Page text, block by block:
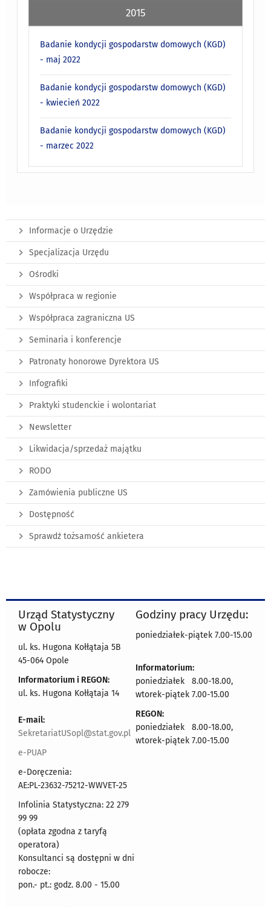
2015
Badanie kondycji gospodarstw domowych (KGD)
- maj 2022
Badanie kondycji gospodarstw domowych (KGD)
- kwiecień 2022
Badanie kondycji gospodarstw domowych (KGD)
- marzec 2022
Informacje o Urzędzie
Specjalizacja Urzędu
Ośrodki
Współpraca w regionie
Współpraca zagraniczna US
Seminaria i konferencje
Patronaty honorowe Dyrektora US
Infografiki
Praktyki studenckie i wolontariat
Newsletter
Likwidacja/sprzedaż majątku
RODO
Zamówienia publiczne US
Dostępność
Sprawdź tożsamość ankietera
Urząd Statystyczny
w Opolu
ul. ks. Hugona Kołłątaja 5B
45-064 Opole
Informatorium i REGON:
ul. ks. Hugona Kołłątaja 14
E-mail:
SekretariatUSopl@stat.gov.pl
e-PUAP
e-Doręczenia:
AE:PL-23632-75212-WWVET-25
Infolinia Statystyczna: 22 279
99 99
(opłata zgodna z taryfą
operatora)
Konsultanci są dostępni w dni
robocze:
pon.- pt.: godz. 8.00 - 15.00
Godziny pracy Urzędu:
poniedziałek-piątek 7.00-15.00
Informatorium:
poniedziałek 8.00-18.00,
wtorek-piątek 7.00-15.00
REGON:
poniedziałek 8.00-18.00,
wtorek-piątek 7.00-15.00